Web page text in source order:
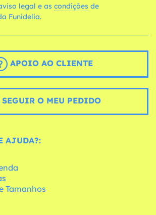
legal e as condições
Funidelia.
APOIO AO CLIENTE
O MEU PEDIDO
AJUDA?:
Tamanhos